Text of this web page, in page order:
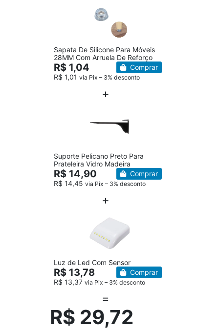
Sapata De Silicone Para Móveis
28MM Com Arruela De Reforço
R$ 1,04
R$ 1,01 via Pix – 3% desconto
Comprar
Suporte Pelicano Preto Para
Prateleira Vidro Madeira
R$ 14,90
R$ 14,45 via Pix – 3% desconto
Comprar
Luz de Led Com Sensor
R$ 13,78
R$ 13,37 via Pix – 3% desconto
Comprar
R$ 29,72